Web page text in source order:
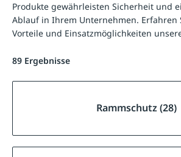
Produkte gewährleisten Sicherheit und
Ablauf in Ihrem Unternehmen. Erfahren
Vorteile und Einsatzmöglichkeiten
89 Ergebnisse
Rammschutz (28)